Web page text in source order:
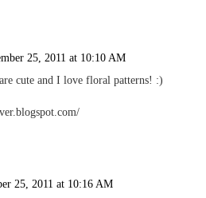
25, 2011 at 10:10 AM
cute and I love floral patterns! :)
25, 2011 at 10:16 AM